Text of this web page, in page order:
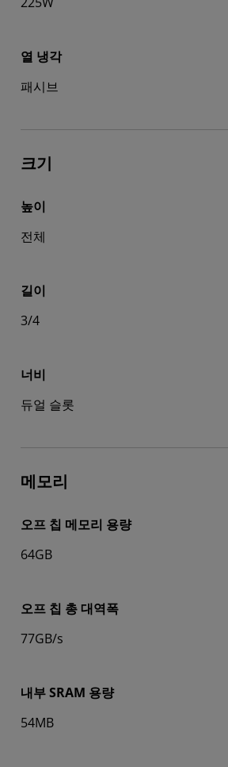
열 냉각
패시브
크기
높이
전체
길이
3/4
너비
듀얼 슬롯
메모리
오프 칩 메모리 용량
64GB
오프 칩 총 대역폭
77GB/s
내부 SRAM 용량
54MB